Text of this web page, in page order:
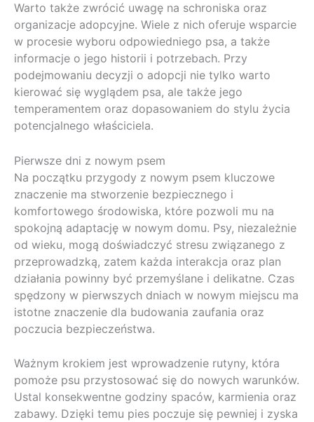
Warto także zwrócić uwagę na schroniska oraz
organizacje adopcyjne. Wiele z nich oferuje wsparcie
w procesie wyboru odpowiedniego psa, a także
informacje o jego historii i potrzebach. Przy
podejmowaniu decyzji o adopcji nie tylko warto
kierować się wyglądem psa, ale także jego
temperamentem oraz dopasowaniem do stylu życia
potencjalnego właściciela.
Pierwsze dni z nowym psem
Na początku przygody z nowym psem kluczowe
znaczenie ma stworzenie bezpiecznego i
komfortowego środowiska, które pozwoli mu na
spokojną adaptację w nowym domu. Psy, niezależnie
od wieku, mogą doświadczyć stresu związanego z
przeprowadzką, zatem każda interakcja oraz plan
działania powinny być przemyślane i delikatne. Czas
spędzony w pierwszych dniach w nowym miejscu ma
istotne znaczenie dla budowania zaufania oraz
poczucia bezpieczeństwa.
Ważnym krokiem jest wprowadzenie rutyny, która
pomoże psu przystosować się do nowych warunków.
Ustal konsekwentne godziny spaców, karmienia oraz
zabawy. Dzięki temu pies poczuje się pewniej i zyska